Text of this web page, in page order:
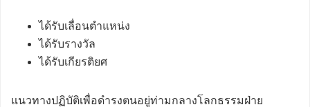
ได้รับเลื่อนตำแหน่ง
ได้รับรางวัล
ได้รับเกียรติยศ
แนวทางปฏิบัติเพื่อดำรงตนอยู่ท่ามกลางโลกธรรมฝ่าย